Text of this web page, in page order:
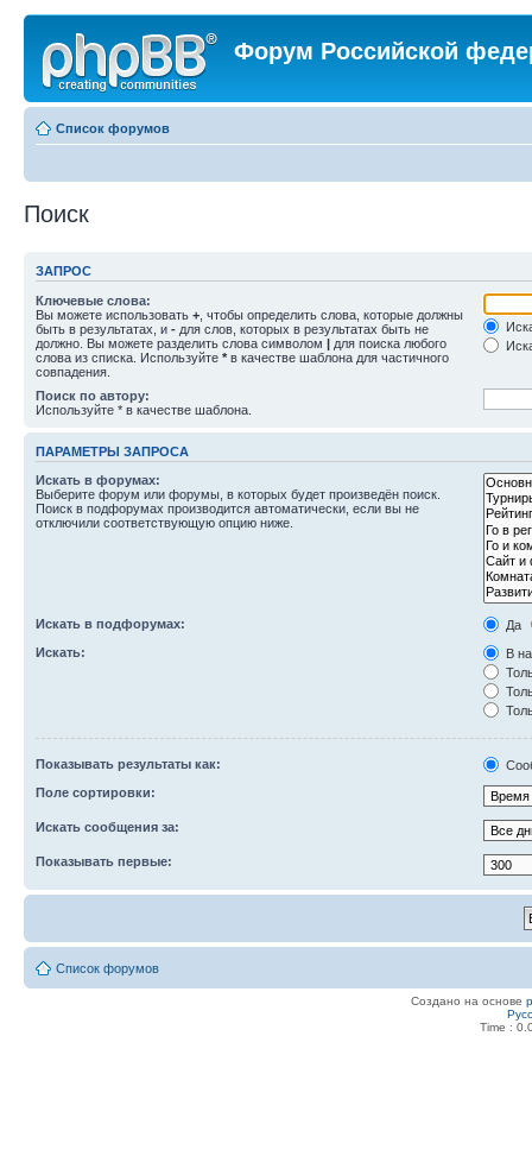
Форум Российской
Список форумов
Поиск
ЗАПРОС
Ключевые слова:
Вы можете использовать + , чтобы определить слова, которые должны
быть в результатах, и - для слов, которых в результатах быть не
должно. Вы можете разделить слова символом | для поиска любого
слова из списка. Используйте * в качестве шаблона для частичного
совпадения.
Поиск по автору:
Используйте * в качестве шаблона.
ПАРАМЕТРЫ ЗАПРОСА
Искать в форумах:
Выберите форум или форумы, в которых будет произведён поиск.
Поиск в подфорумах производится автоматически, если вы не
отключили соответствующую опцию ниже.
Искать в подфорумах:
Да
Искать:
В
Показывать результаты как:
Поле сортировки:
Искать сообщения за:
Показывать первые:
Список форумов
Создано на основе
Time :